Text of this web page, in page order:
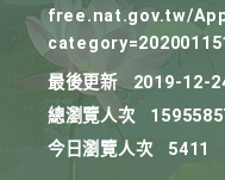
free.nat.gov.tw/
最後更新
2019-12-
總瀏覽人次
今日瀏覽人次
5411